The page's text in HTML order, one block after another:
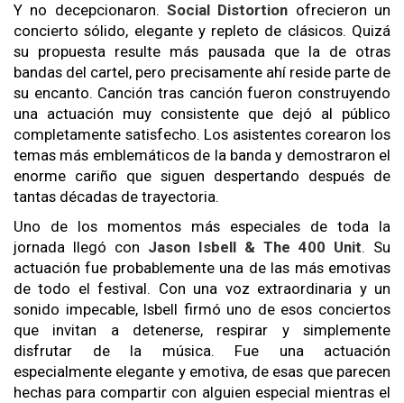
Y no decepcionaron. Social Distortion ofrecieron un
concierto sólido, elegante y repleto de clásicos. Quizá
su propuesta resulte más pausada que la de otras
bandas del cartel, pero precisamente ahí reside parte de
su encanto. Canción tras canción fueron construyendo
una actuación muy consistente que dejó al público
completamente satisfecho. Los asistentes corearon los
temas más emblemáticos de la banda y demostraron el
enorme cariño que siguen despertando después de
tantas décadas de trayectoria.
Uno de los momentos más especiales de toda la
jornada llegó con Jason Isbell & The 400 Unit. Su
actuación fue probablemente una de las más emotivas
de todo el festival. Con una voz extraordinaria y un
sonido impecable, Isbell firmó uno de esos conciertos
que invitan a detenerse, respirar y simplemente
disfrutar de la música. Fue una actuación
especialmente elegante y emotiva, de esas que parecen
hechas para compartir con alguien especial mientras el